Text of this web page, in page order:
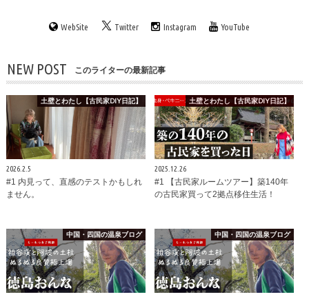
WebSite Twitter Instagram YouTube
NEW POST このライターの最新記事
土壁とわたし【古民家DIY日記】
2026.2.5
#1 内見って、直感のテストかもしれ
ません。
土壁とわたし【古民家DIY日記】
2025.12.26
#1 【古民家ルームツアー】築140年
の古民家買って2拠点移住生活！
中国・四国の温泉ブログ 中国・四国の温泉ブログ